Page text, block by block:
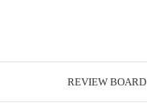
REVIEW BOARD